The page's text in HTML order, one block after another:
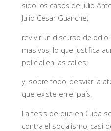
sido los casos de Julio
Julio César Guanche;
revivir un discurso de
masivos, lo que justifica
policial en las calles;
y, sobre todo, desviar la
que existe en el país.
La tesis de que en Cuba
contra el socialismo, casi